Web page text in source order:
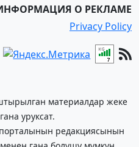
О РЕКЛАМЕ
Privacy Policy
материалдар жеке
уруксат.
порталынын редакциясынын